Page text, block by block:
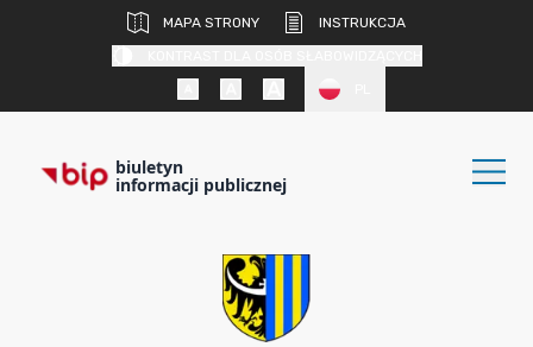
MAPA STRONY
INSTRUKCJA
biuletyn
informacji publicznej